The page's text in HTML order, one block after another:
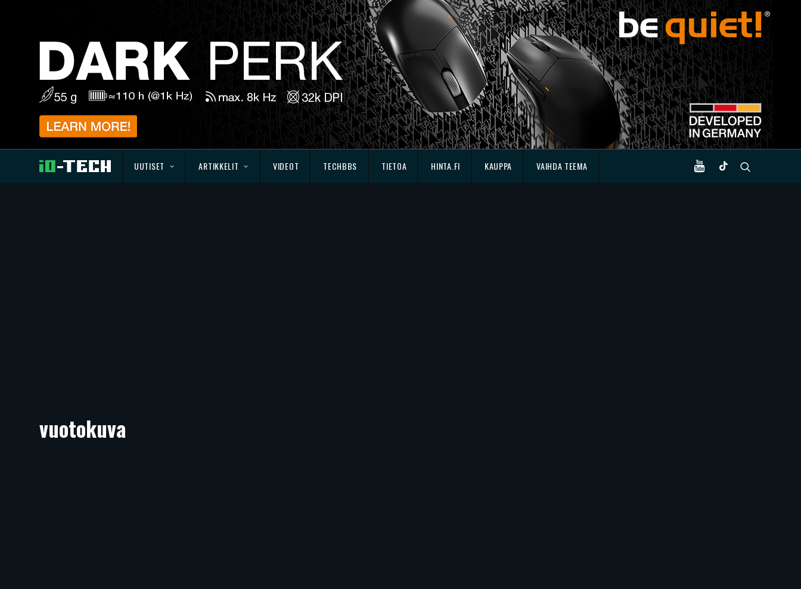
UUTISET ARTIKKELIT VIDEOT TECHBBS TIETOA HINTA.FI KAUPPA VAIHDA TEEMA
vuotokuva